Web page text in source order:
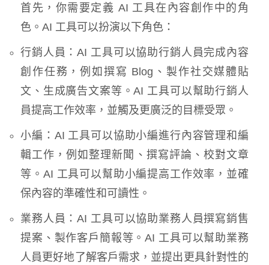
首先，你需要定義 AI 工具在內容創作中的角
色。AI 工具可以扮演以下角色：
行銷人員：AI 工具可以協助行銷人員完成內容
創作任務，例如撰寫 Blog、製作社交媒體貼
文、生成廣告文案等。AI 工具可以幫助行銷人
員提高工作效率，並觸及更廣泛的目標受眾。
小編：AI 工具可以協助小編進行內容管理和編
輯工作，例如整理新聞、撰寫評論、校對文章
等。AI 工具可以幫助小編提高工作效率，並確
保內容的準確性和可讀性。
業務人員：AI 工具可以協助業務人員撰寫銷售
提案、製作客戶簡報等。AI 工具可以幫助業務
人員更好地了解客戶需求，並提出更具針對性的